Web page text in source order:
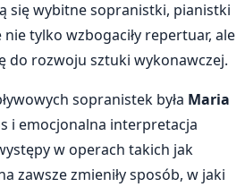
się wybitne sopranistki, pianistki
tylko wzbogaciły repertuar, ale
do rozwoju sztuki wykonawczej.
sopranistek była Maria
i emocjonalna interpretacja
w operach takich jak
zawsze zmieniły sposób, w jaki